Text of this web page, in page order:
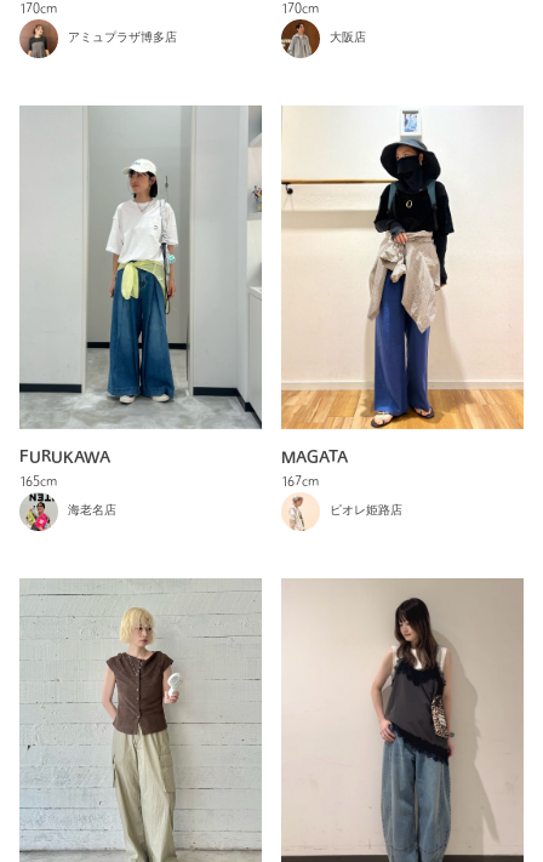
170cm
アミュプラザ博多店
170cm
大阪店
FURUKAWA
165cm
海老名店
MAGATA
167cm
ピオレ姫路店